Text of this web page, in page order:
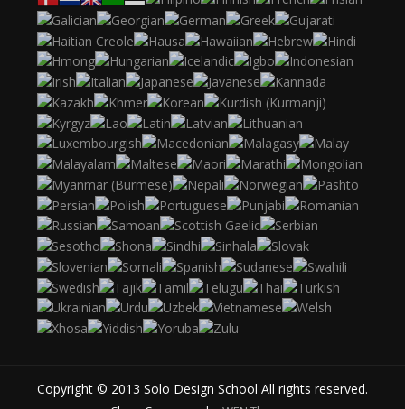
Copyright © 2013 Solo Design School All rights reserved.